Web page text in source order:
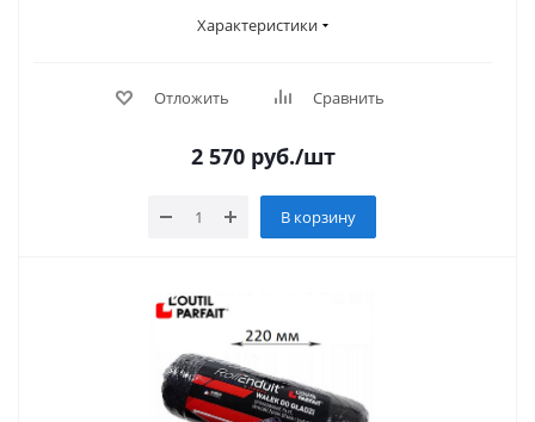
Характеристики
Отложить Сравнить
2 570 руб./шт
В корзину